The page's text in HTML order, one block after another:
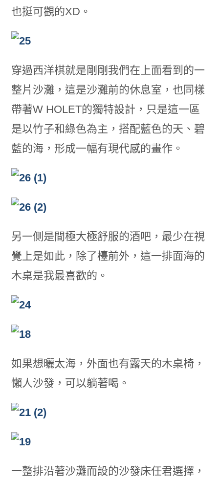
也挺可觀的XD。
穿過西洋棋就是剛剛我們在上面看到的一
整片沙灘，這是沙灘前的休息室，也同樣
帶著W HOLET的獨特設計，只是這一區
是以竹子和綠色為主，搭配藍色的天、碧
藍的海，形成一幅有現代感的畫作。
另一側是間極大極舒服的酒吧，最少在視
覺上是如此，除了檯前外，這一排面海的
木桌是我最喜歡的。
如果想曬太海，外面也有露天的木桌椅，
懶人沙發，可以躺著喝。
一整排沿著沙灘而設的沙發床任君選擇，